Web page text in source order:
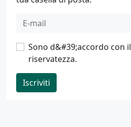
Sono d&#39;accordo con il
riservatezza.
Iscriviti